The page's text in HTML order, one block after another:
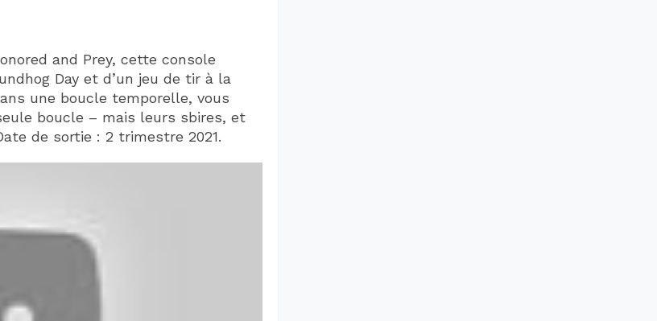
and Prey, cette console
Day et d’un jeu de tir à la
une boucle temporelle, vous
boucle – mais leurs sbires, et
de sortie : 2 trimestre 2021.